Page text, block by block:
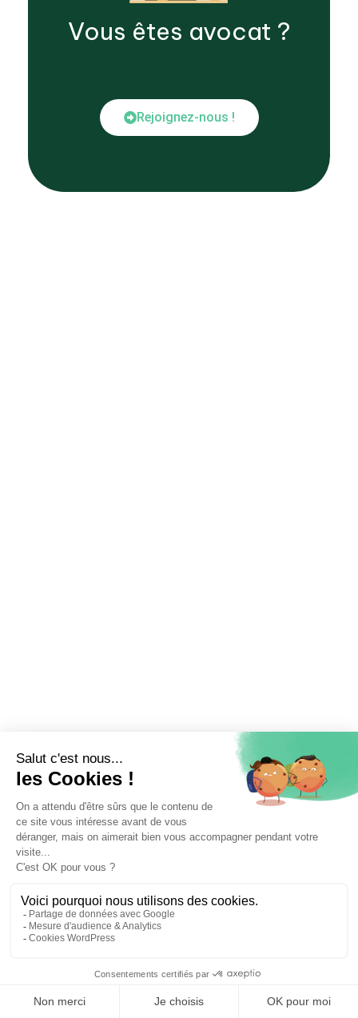
Vous êtes avocat ?
Rejoignez-nous !